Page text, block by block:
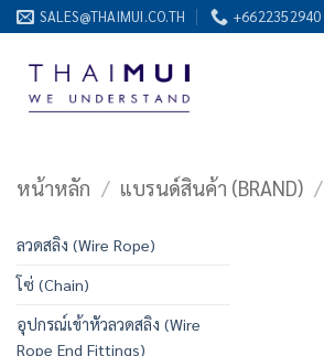
ข้าม
ไป
เนื้อหา
SALES@THAIMUI.CO.TH +6622352940
หน้าหลัก / แบรนด์สินค้า (BRAND) /
ลวดสลิง (Wire Rope)
โซ่ (Chain)
อุปกรณ์เข้าหัวลวดสลิง (Wire
Rope End Fittings)